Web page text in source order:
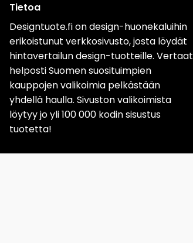
Tietoa
Designtuote.fi on design-huonekaluihin
erikoistunut verkkosivusto, josta löydät
hintavertailun design-tuotteille. Vertaat
helposti Suomen suosituimpien
kauppojen valikoimia pelkästään
yhdellä haulla. Sivuston valikoimista
löytyy jo yli 100 000 kodin sisustus
tuotetta!